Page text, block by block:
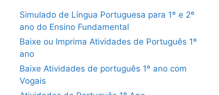
Simulado de Língua Portuguesa para 1º e 2º
ano do Ensino Fundamental
Baixe ou Imprima Atividades de Português 1º
ano
Baixe Atividades de português 1º ano com
Vogais